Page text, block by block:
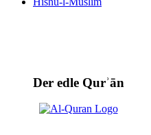
Der edle Qurʾān